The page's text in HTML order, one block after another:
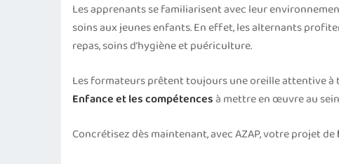
Les apprenants se familiarisent avec leur
soins aux jeunes enfants. En effet, les alternants
repas, soins d’hygiène et puériculture.
Les formateurs prêtent toujours une oreille attentive
Enfance et les compétencesà mettre en œuvre au
Concrétisez dès maintenant, avec AZAP, votre projet de